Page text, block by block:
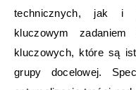
technicznych, jak i
kluczowym
kluczowych, które są
grupy docelowej.